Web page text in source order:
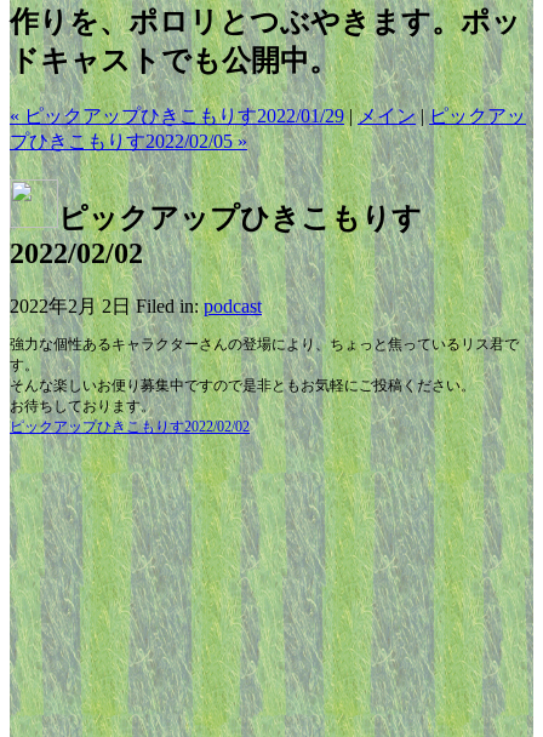
作りを、ポロリとつぶやきます。ポッ
ドキャストでも公開中。
« ピックアップひきこもりす2022/01/29|メイン|ピックアッ
プひきこもりす2022/02/05 »
ピックアップひきこもりす
2022/02/02
2022年2月 2日 Filed in:podcast
強力な個性あるキャラクターさんの登場により、ちょっと焦っているリス君で
す。
そんな楽しいお便り募集中ですので是非ともお気軽にご投稿ください。
お待ちしております。
ピックアップひきこもりす2022/02/02